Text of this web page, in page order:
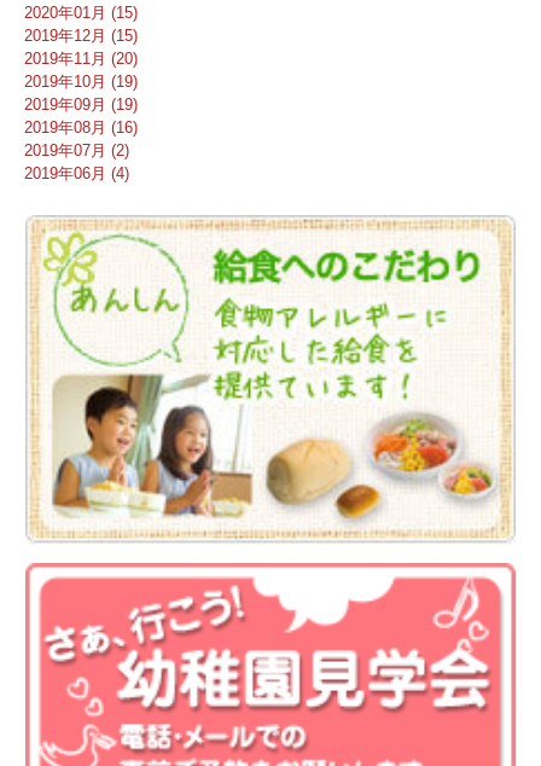
2020年01月 (15)
2019年12月 (15)
2019年11月 (20)
2019年10月 (19)
2019年09月 (19)
2019年08月 (16)
2019年07月 (2)
2019年06月 (4)